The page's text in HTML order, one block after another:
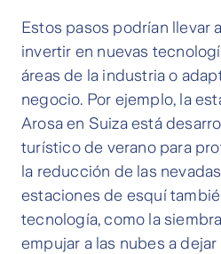
Estos pasos podrían llevar
invertir en nuevas
áreas de la industria o
negocio. Por ejemplo, la
Arosa en Suiza está
turístico de verano para
la reducción de las
estaciones de esquí
tecnología, como la
empujar a las nubes a